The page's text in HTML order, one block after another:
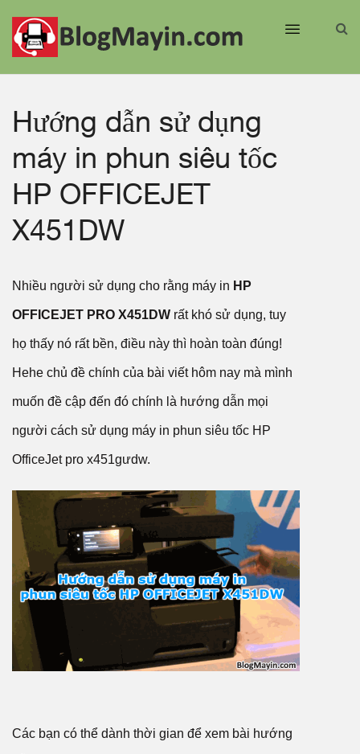
Hướng dẫn sử dụng
máy in phun siêu tốc
HP OFFICEJET
X451DW
Nhiều người sử dụng cho rằng máy in HP
OFFICEJET PRO X451DW rất khó sử dụng, tuy
họ thấy nó rất bền, điều này thì hoàn toàn đúng!
Hehe chủ đề chính của bài viết hôm nay mà mình
muốn đề cập đến đó chính là hướng dẫn mọi
người cách sử dụng máy in phun siêu tốc HP
OfficeJet pro x451gưdw.
Các bạn có thể dành thời gian để xem bài hướng